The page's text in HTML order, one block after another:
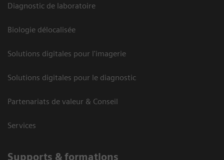
Diagnostic de laboratoire
Biologie délocalisée
Solutions digitales pour l'imagerie
Solutions digitales pour le diagnostic
Partenariats de valeur & Conseil
Services
Supports & formations